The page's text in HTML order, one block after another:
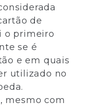
de
o primeiro
se é
e em quais
utilizado no
mesmo com